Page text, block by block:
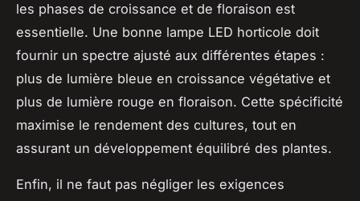
les phases de croissance et de floraison est
essentielle. Une bonne lampe LED horticole doit
fournir un spectre ajusté aux différentes étapes :
plus de lumière bleue en croissance végétative et
plus de lumière rouge en floraison. Cette spécificité
maximise le rendement des cultures, tout en
assurant un développement équilibré des plantes.
Enfin, il ne faut pas négliger les exigences